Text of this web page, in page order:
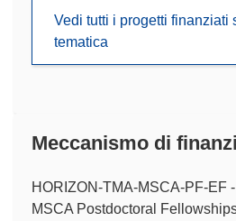
Vedi tutti i progetti finanziati
tematica
Meccanismo di
HORIZON-TMA-MSCA-PF-EF
MSCA Postdoctoral